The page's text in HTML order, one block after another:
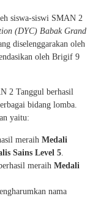
siswa-siswi SMAN 2
(DYC) Babak Grand
diselenggarakan oleh
oleh Brigif 9
2 Tanggul berhasil
bidang lomba.
yaitu:
meraih Medali
Sains Level 5.
meraih Medali
nama